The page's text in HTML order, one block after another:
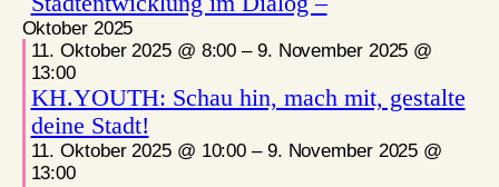
Oktober 2025
11. Oktober 2025 @ 8:00 – 9. November 2025 @
13:00
KH.YOUTH: Schau hin, mach mit, gestalte
deine Stadt!
11. Oktober 2025 @ 10:00 – 9. November 2025 @
13:00